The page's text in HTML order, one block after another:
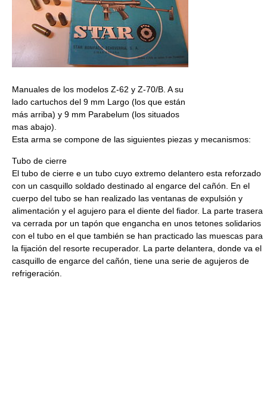
Manuales de los modelos Z-62 y Z-70/B. A su
lado cartuchos del 9 mm Largo (los que están
más arriba) y 9 mm Parabelum (los situados
mas abajo).
Esta arma se compone de las siguientes piezas y mecanismos:
Tubo de cierre
El tubo de cierre e un tubo cuyo extremo delantero esta reforzado
con un casquillo soldado destinado al engarce del cañón. En el
cuerpo del tubo se han realizado las ventanas de expulsión y
alimentación y el agujero para el diente del fiador. La parte trasera
va cerrada por un tapón que engancha en unos tetones solidarios
con el tubo en el que también se han practicado las muescas para
la fijación del resorte recuperador. La parte delantera, donde va el
casquillo de engarce del cañón, tiene una serie de agujeros de
refrigeración.